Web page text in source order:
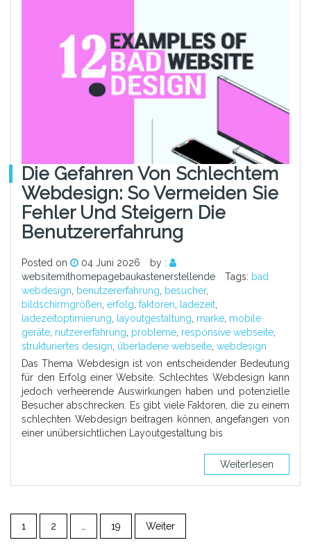
Die Gefahren Von Schlechtem
Webdesign: So Vermeiden Sie
Fehler Und Steigern Die
Benutzererfahrung
Posted on 04 Juni 2026
by :
websitemithomepagebaukastenerstellende
Tags: bad
webdesign
benutzererfahrung besucher,
bildschirmgrößen erfolg faktoren ladezeit
ladezeitoptimierung
layoutgestaltung marke mobile
geräte nutzererfahrung probleme responsive webseite
strukturiertes design überladene webseite webdesign
Das Thema Webdesign ist von entscheidender Bedeutung
für den Erfolg einer Website. Schlechtes Webdesign kann
jedoch verheerende Auswirkungen haben und potenzielle
Besucher abschrecken. Es gibt viele Faktoren, die zu einem
schlechten Webdesign beitragen können, angefangen von
einer unübersichtlichen Layoutgestaltung bis
Weiterlesen
1 2 19 Weiter